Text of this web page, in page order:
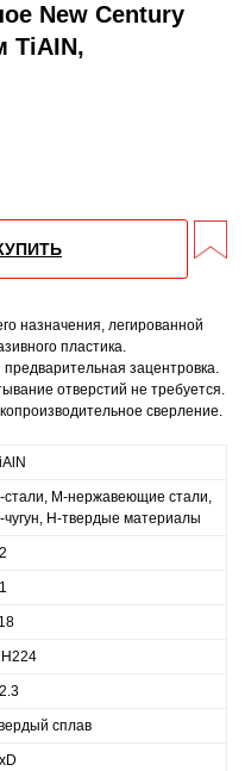
New Century
TiАIN,
назначения, легированной
пластика.
зацентровка.
отверстий не требуется.
сверление.
стали, M-нержавеющие стали,
чугун, H-твердые материалы
сплав